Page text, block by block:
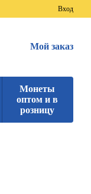
Вход
Мой заказ
Монеты
оптом и в
розницу